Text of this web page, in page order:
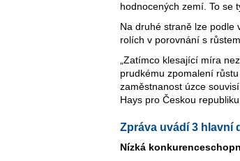
hodnocených zemí. To se
Na druhé straně lze podle
rolích v porovnání s
„Zatímco klesající míra
prudkému zpomalení
zaměstnanost úzce
Hays pro Českou
Zpráva uvádí 3 hlavní
Nízká